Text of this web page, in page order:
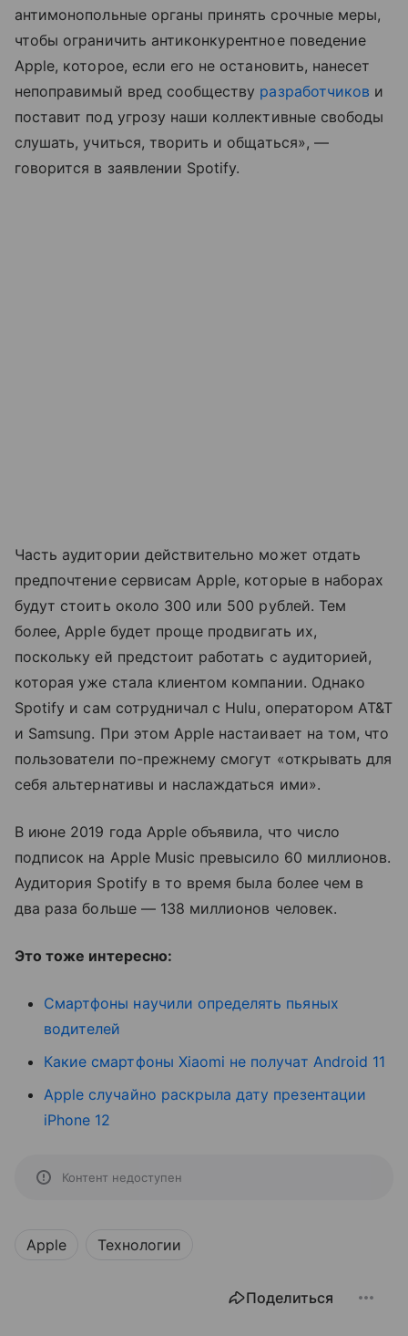
антимонопольные органы принять срочные меры,
чтобы ограничить антиконкурентное поведение
Apple, которое, если его не остановить, нанесет
непоправимый вред сообществу разработчиков и
поставит под угрозу наши коллективные свободы
слушать, учиться, творить и общаться», —
говорится в заявлении Spotify.
Часть аудитории действительно может отдать
предпочтение сервисам Apple, которые в наборах
будут стоить около 300 или 500 рублей. Тем
более, Apple будет проще продвигать их,
поскольку ей предстоит работать с аудиторией,
которая уже стала клиентом компании. Однако
Spotify и сам сотрудничал с Hulu, оператором AT&T
и Samsung. При этом Apple настаивает на том, что
пользователи по-прежнему смогут «открывать для
себя альтернативы и наслаждаться ими».
В июне 2019 года Apple объявила, что число
подписок на Apple Music превысило 60 миллионов.
Аудитория Spotify в то время была более чем в
два раза больше — 138 миллионов человек.
Это тоже интересно:
Смартфоны научили определять пьяных
водителей
Какие смартфоны Xiaomi не получат Android 11
Apple случайно раскрыла дату презентации
iPhone 12
Контент недоступен
Apple Технологии
Поделиться